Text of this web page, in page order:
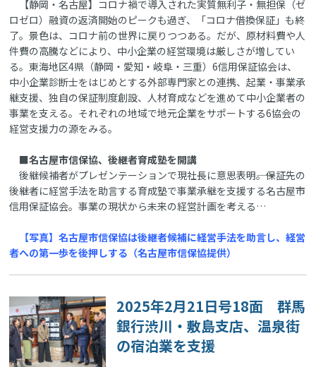
【静岡・名古屋】コロナ禍で導入された実質無利子・無担保（ゼ
ロゼロ）融資の返済開始のピークも過ぎ、「コロナ借換保証」も終
了。景色は、コロナ前の世界に戻りつつある。だが、原材料費や人
件費の高騰などにより、中小企業の経営環境は厳しさが増してい
る。東海地区4県（静岡・愛知・岐阜・三重）6信用保証協会は、
中小企業診断士をはじめとする外部専門家との連携、起業・事業承
継支援、独自の保証制度創設、人材育成などを進めて中小企業者の
事業を支える。それぞれの地域で地元企業をサポートする6協会の
経営支援力の源をみる。
■名古屋市信保協、後継者育成塾を開講
後継候補者がプレゼンテーションで現社長に意思表明――。保証先の
後継者に経営手法を助言する育成塾で事業承継を支援する名古屋市
信用保証協会。事業の現状から未来の経営計画を考える…
【写真】名古屋市信保協は後継者候補に経営手法を助言し、経営
者への第一歩を後押しする（名古屋市信保協提供）
2025年2月21日号18面 群馬
銀行渋川・敷島支店、温泉街
の宿泊業を支援